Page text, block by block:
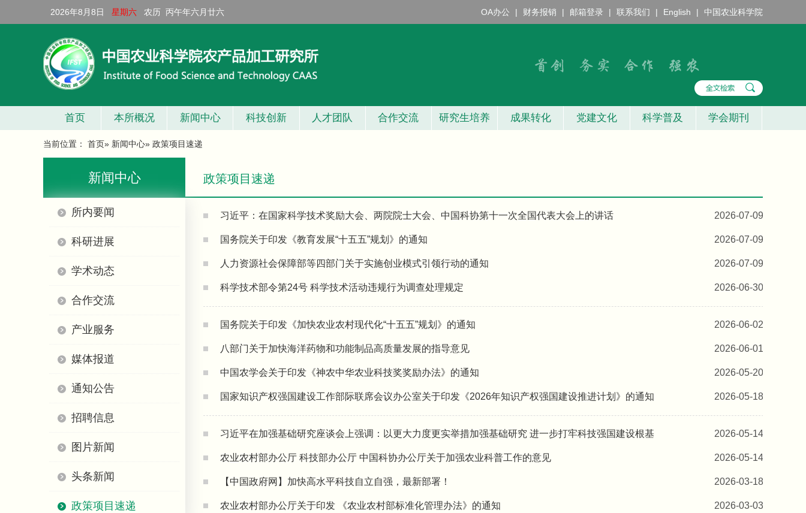
OA办公 | 财务报销 | 邮箱登录 | 联系我们 | English | 中国农业科学院
2026年8月8日 星期六 农历 丙午年六月廿六
首页 本所概况 新闻中心 科技创新 人才团队 合作交流 研究生培养 成果转化 党建文化 科学普及 学会期刊
当前位置： 首页» 新闻中心» 政策项目速递
新闻中心
所内要闻
科研进展
学术动态
合作交流
产业服务
媒体报道
通知公告
招聘信息
图片新闻
头条新闻
政策项目速递
政策项目速递
2026-07-09
习近平：在国家科学技术奖励大会、两院院士大会、中国科协第十一次全国代表大会上的讲话
2026-07-09
国务院关于印发《教育发展“十五五”规划》的通知
2026-07-09
人力资源社会保障部等四部门关于实施创业模式引领行动的通知
2026-06-30
科学技术部令第24号 科学技术活动违规行为调查处理规定
2026-06-02
国务院关于印发《加快农业农村现代化“十五五”规划》的通知
2026-06-01
八部门关于加快海洋药物和功能制品高质量发展的指导意见
2026-05-20
中国农学会关于印发《神农中华农业科技奖奖励办法》的通知
2026-05-18
国家知识产权强国建设工作部际联席会议办公室关于印发《2026年知识产权强国建设推进计划》的通知
2026-05-14
习近平在加强基础研究座谈会上强调：以更大力度更实举措加强基础研究 进一步打牢科技强国建设根基
2026-05-14
农业农村部办公厅 科技部办公厅 中国科协办公厅关于加强农业科普工作的意见
2026-03-18
【中国政府网】加快高水平科技自立自强，最新部署！
2026-03-03
农业农村部办公厅关于印发 《农业农村部标准化管理办法》的通知